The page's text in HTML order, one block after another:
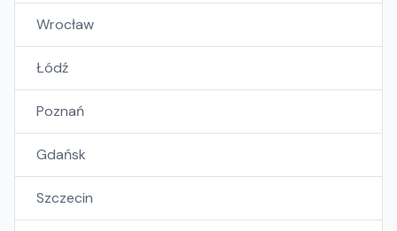
Wrocław
Łódź
Poznań
Gdańsk
Szczecin